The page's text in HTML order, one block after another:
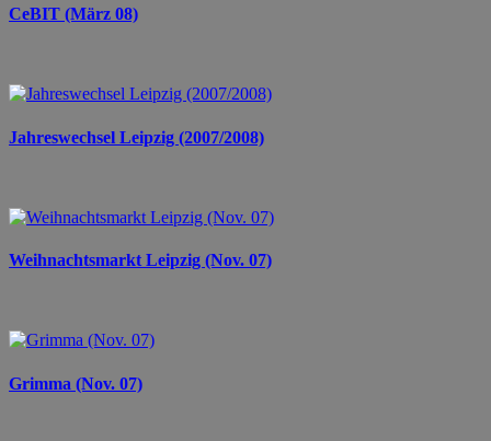
CeBIT (März 08)
Jahreswechsel Leipzig (2007/2008)
Weihnachtsmarkt Leipzig (Nov. 07)
Grimma (Nov. 07)